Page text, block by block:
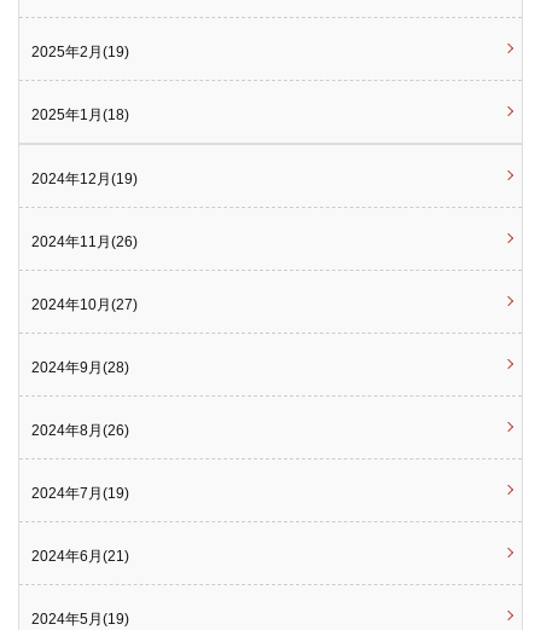
2025年2月(19)
2025年1月(18)
2024年12月(19)
2024年11月(26)
2024年10月(27)
2024年9月(28)
2024年8月(26)
2024年7月(19)
2024年6月(21)
2024年5月(19)